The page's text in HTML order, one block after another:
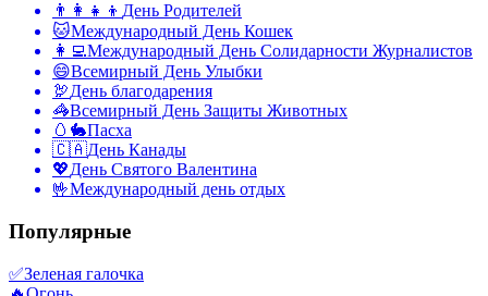
👨‍👩‍👧‍👦 День Родителей
🐱Международный День Кошек
👩‍💻Международный День Солидарности Журналистов
😄Всемирный День Улыбки
🦃День благодарения
🦓Всемирный День Защиты Животных
🥚🐇Пасха
🇨🇦День Канады
💖День Святого Валентина
🤟Международный день отдых
Популярные
✅Зеленая галочка